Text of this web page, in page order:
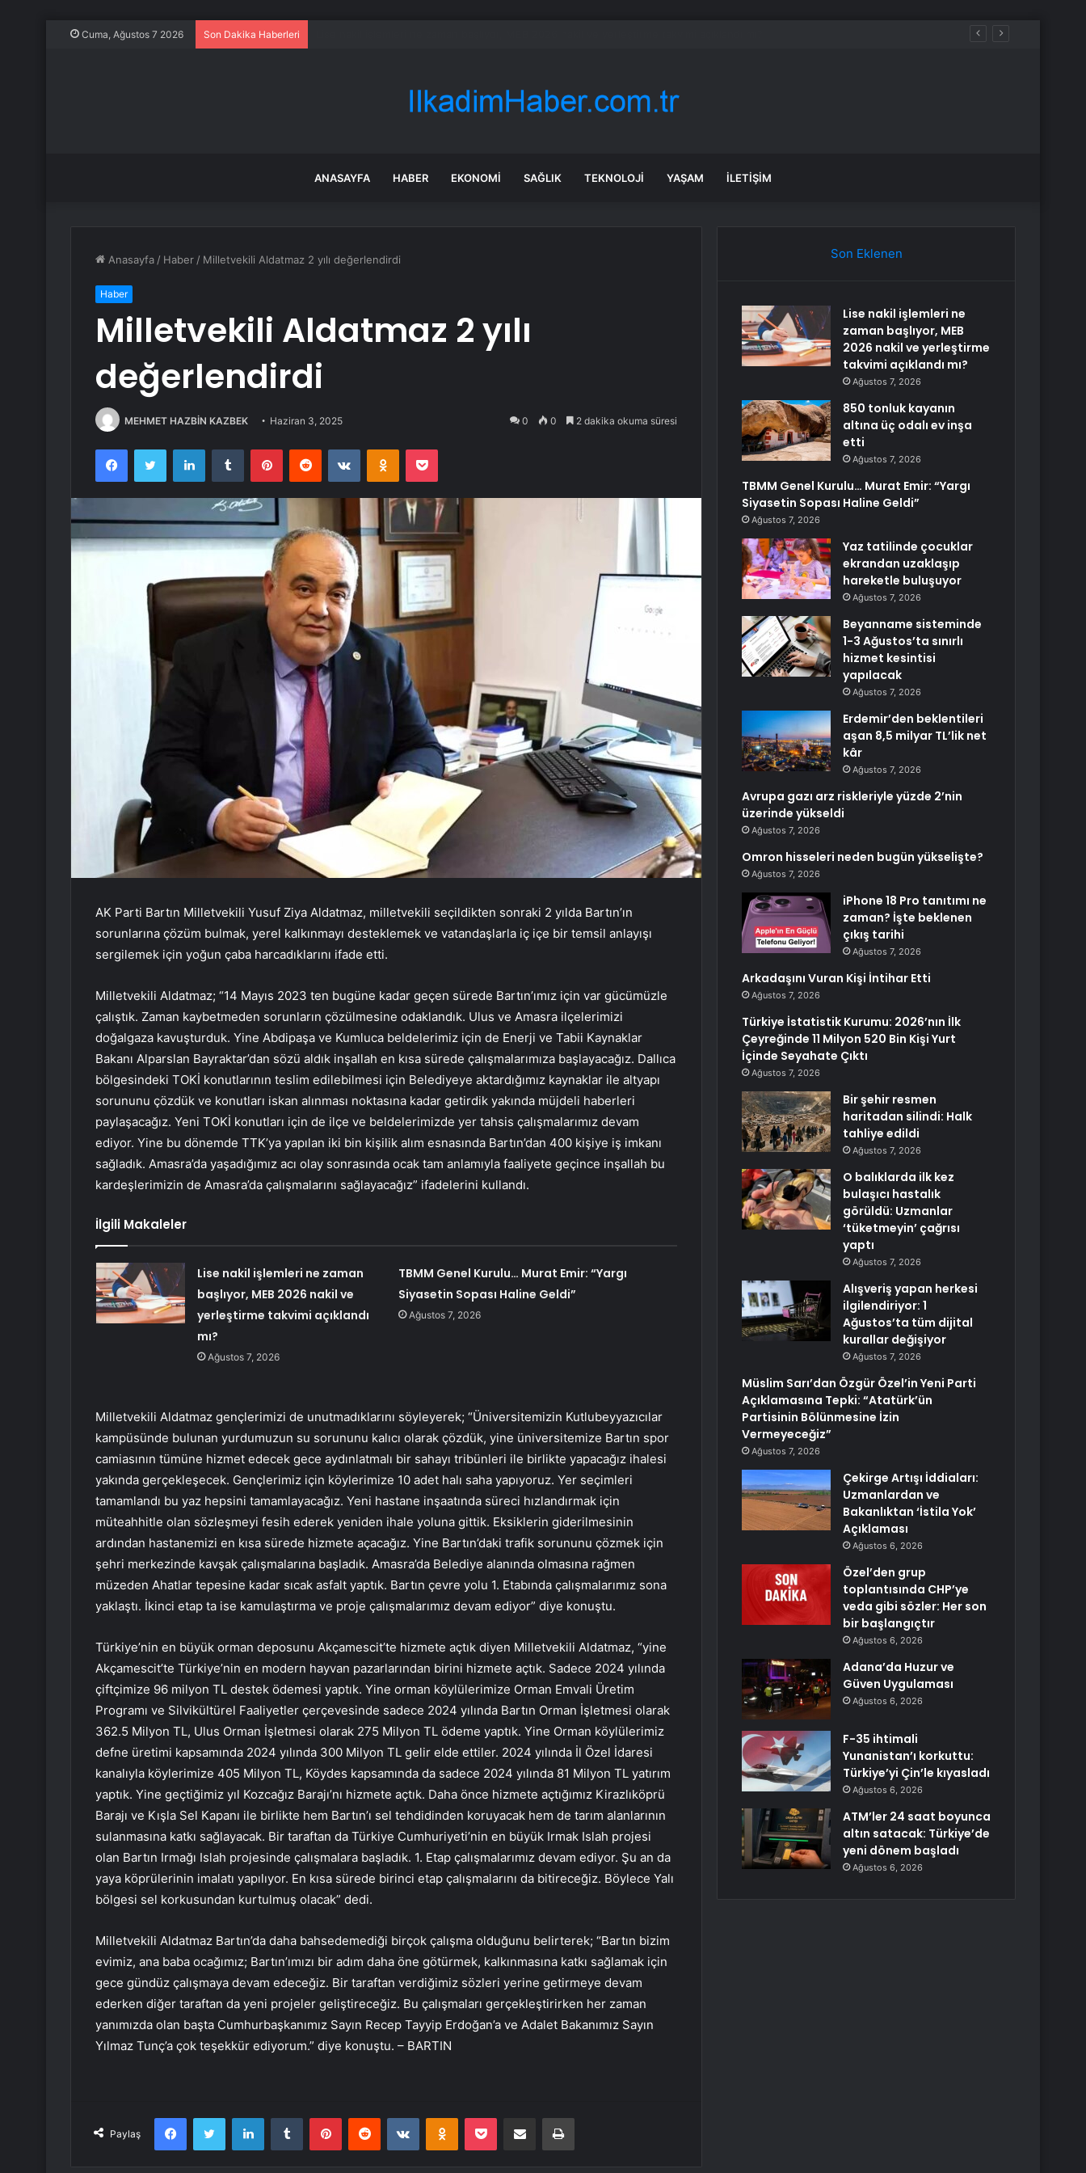
Cuma, Ağustos 7 2026 Son Dakika Haberleri
ANASAYFA HABER EKONOMI SAĞLIK TEKNOLOJI YAŞAM İLETIŞIM
Anasayfa / Haber / Milletvekili Aldatmaz 2 yılı değerlendirdi
Haber
Milletvekili Aldatmaz 2 yılı
değerlendirdi
MEHMET HAZBİN KAZBEK Haziran 3, 2025 0 0 2 dakika okuma süresi
FacebookTwitter LinkedInTumblr PinterestReddit VKontakteOdnoklassniki
Pocket
AK Parti Bartın Milletvekili Yusuf Ziya Aldatmaz, milletvekili seçildikten sonraki 2 yılda Bartın’ın
sorunlarına çözüm bulmak, yerel kalkınmayı desteklemek ve vatandaşlarla iç içe bir temsil anlayışı
sergilemek için yoğun çaba harcadıklarını ifade etti.
Milletvekili Aldatmaz; “14 Mayıs 2023 ten bugüne kadar geçen sürede Bartın’ımız için var gücümüzle
çalıştık. Zaman kaybetmeden sorunların çözülmesine odaklandık. Ulus ve Amasra ilçelerimizi
doğalgaza kavuşturduk. Yine Abdipaşa ve Kumluca beldelerimiz için de Enerji ve Tabii Kaynaklar
Bakanı Alparslan Bayraktar’dan sözü aldık inşallah en kısa sürede çalışmalarımıza başlayacağız. Dallıca
bölgesindeki TOKİ konutlarının teslim edilebilmesi için Belediyeye aktardığımız kaynaklar ile altyapı
sorununu çözdük ve konutları iskan alınması noktasına kadar getirdik yakında müjdeli haberleri
paylaşacağız. Yeni TOKİ konutları için de ilçe ve beldelerimizde yer tahsis çalışmalarımız devam
ediyor. Yine bu dönemde TTK’ya yapılan iki bin kişilik alım esnasında Bartın’dan 400 kişiye iş imkanı
sağladık. Amasra’da yaşadığımız acı olay sonrasında ocak tam anlamıyla faaliyete geçince inşallah bu
kardeşlerimizin de Amasra’da çalışmalarını sağlayacağız” ifadelerini kullandı.
İlgili Makaleler
Lise nakil işlemleri ne zaman
başlıyor, MEB 2026 nakil ve
yerleştirme takvimi açıklandı
mı?
Ağustos 7, 2026
TBMM Genel Kurulu… Murat Emir: “Yargı
Siyasetin Sopası Haline Geldi”
Ağustos 7, 2026
Milletvekili Aldatmaz gençlerimizi de unutmadıklarını söyleyerek; “Üniversitemizin Kutlubeyyazıcılar
kampüsünde bulunan yurdumuzun su sorununu kalıcı olarak çözdük, yine üniversitemize Bartın spor
camiasının tümüne hizmet edecek gece aydınlatmalı bir sahayı tribünleri ile birlikte yapacağız ihalesi
yakında gerçekleşecek. Gençlerimiz için köylerimize 10 adet halı saha yapıyoruz. Yer seçimleri
tamamlandı bu yaz hepsini tamamlayacağız. Yeni hastane inşaatında süreci hızlandırmak için
müteahhitle olan sözleşmeyi fesih ederek yeniden ihale yoluna gittik. Eksiklerin giderilmesinin
ardından hastanemizi en kısa sürede hizmete açacağız. Yine Bartın’daki trafik sorununu çözmek için
şehri merkezinde kavşak çalışmalarına başladık. Amasra’da Belediye alanında olmasına rağmen
müzeden Ahatlar tepesine kadar sıcak asfalt yaptık. Bartın çevre yolu 1. Etabında çalışmalarımız sona
yaklaştı. İkinci etap ta ise kamulaştırma ve proje çalışmalarımız devam ediyor” diye konuştu.
Türkiye’nin en büyük orman deposunu Akçamescit’te hizmete açtık diyen Milletvekili Aldatmaz, “yine
Akçamescit’te Türkiye’nin en modern hayvan pazarlarından birini hizmete açtık. Sadece 2024 yılında
çiftçimize 96 milyon TL destek ödemesi yaptık. Yine orman köylülerimize Orman Emvali Üretim
Programı ve Silvikültürel Faaliyetler çerçevesinde sadece 2024 yılında Bartın Orman İşletmesi olarak
362.5 Milyon TL, Ulus Orman İşletmesi olarak 275 Milyon TL ödeme yaptık. Yine Orman köylülerimiz
defne üretimi kapsamında 2024 yılında 300 Milyon TL gelir elde ettiler. 2024 yılında İl Özel İdaresi
kanalıyla köylerimize 405 Milyon TL, Köydes kapsamında da sadece 2024 yılında 81 Milyon TL yatırım
yaptık. Yine geçtiğimiz yıl Kozcağız Barajı’nı hizmete açtık. Daha önce hizmete açtığımız Kirazlıköprü
Barajı ve Kışla Sel Kapanı ile birlikte hem Bartın’ı sel tehdidinden koruyacak hem de tarım alanlarının
sulanmasına katkı sağlayacak. Bir taraftan da Türkiye Cumhuriyeti’nin en büyük Irmak Islah projesi
olan Bartın Irmağı Islah projesinde çalışmalara başladık. 1. Etap çalışmalarımız devam ediyor. Şu an da
yaya köprülerinin imalatı yapılıyor. En kısa sürede birinci etap çalışmalarını da bitireceğiz. Böylece Yalı
bölgesi sel korkusundan kurtulmuş olacak” dedi.
Milletvekili Aldatmaz Bartın’da daha bahsedemediği birçok çalışma olduğunu belirterek; “Bartın bizim
evimiz, ana baba ocağımız; Bartın’ımızı bir adım daha öne götürmek, kalkınmasına katkı sağlamak için
gece gündüz çalışmaya devam edeceğiz. Bir taraftan verdiğimiz sözleri yerine getirmeye devam
ederken diğer taraftan da yeni projeler geliştireceğiz. Bu çalışmaları gerçekleştirirken her zaman
yanımızda olan başta Cumhurbaşkanımız Sayın Recep Tayyip Erdoğan’a ve Adalet Bakanımız Sayın
Yılmaz Tunç’a çok teşekkür ediyorum.” diye konuştu. – BARTIN
Paylaş
FacebookTwitter LinkedInTumblr PinterestReddit VKontakteOdnoklassniki
Pocket E-Posta ile paylaş Yazdır
Son Eklenen
Lise nakil işlemleri ne
zaman başlıyor, MEB
2026 nakil ve yerleştirme
takvimi açıklandı mı?
Ağustos 7, 2026
850 tonluk kayanın
altına üç odalı ev inşa
etti
Ağustos 7, 2026
TBMM Genel Kurulu… Murat Emir: “Yargı
Siyasetin Sopası Haline Geldi”
Ağustos 7, 2026
Yaz tatilinde çocuklar
ekrandan uzaklaşıp
hareketle buluşuyor
Ağustos 7, 2026
Beyanname sisteminde
1-3 Ağustos’ta sınırlı
hizmet kesintisi
yapılacak
Ağustos 7, 2026
Erdemir’den beklentileri
aşan 8,5 milyar TL’lik net
kâr
Ağustos 7, 2026
Avrupa gazı arz riskleriyle yüzde 2’nin
üzerinde yükseldi
Ağustos 7, 2026
Omron hisseleri neden bugün yükselişte?
Ağustos 7, 2026
iPhone 18 Pro tanıtımı ne
zaman? İşte beklenen
çıkış tarihi
Ağustos 7, 2026
Arkadaşını Vuran Kişi İntihar Etti
Ağustos 7, 2026
Türkiye İstatistik Kurumu: 2026’nın İlk
Çeyreğinde 11 Milyon 520 Bin Kişi Yurt
İçinde Seyahate Çıktı
Ağustos 7, 2026
Bir şehir resmen
haritadan silindi: Halk
tahliye edildi
Ağustos 7, 2026
O balıklarda ilk kez
bulaşıcı hastalık
görüldü: Uzmanlar
‘tüketmeyin’ çağrısı
yaptı
Ağustos 7, 2026
Alışveriş yapan herkesi
ilgilendiriyor: 1
Ağustos’ta tüm dijital
kurallar değişiyor
Ağustos 7, 2026
Müslim Sarı’dan Özgür Özel’in Yeni Parti
Açıklamasına Tepki: “Atatürk’ün
Partisinin Bölünmesine İzin
Vermeyeceğiz”
Ağustos 7, 2026
Çekirge Artışı İddiaları:
Uzmanlardan ve
Bakanlıktan ‘İstila Yok’
Açıklaması
Ağustos 6, 2026
Özel’den grup
toplantısında CHP’ye
veda gibi sözler: Her son
bir başlangıçtır
Ağustos 6, 2026
Adana’da Huzur ve
Güven Uygulaması
Ağustos 6, 2026
F-35 ihtimali
Yunanistan’ı korkuttu:
Türkiye’yi Çin’le kıyasladı
Ağustos 6, 2026
ATM’ler 24 saat boyunca
altın satacak: Türkiye’de
yeni dönem başladı
Ağustos 6, 2026